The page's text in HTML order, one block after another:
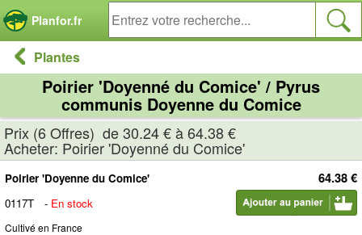
Planfor.fr
Plantes
Poirier 'Doyenné du Comice' / Pyrus
communis Doyenne du Comice
Prix (6 Offres) de 30.24 € à 64.38 €
Acheter: Poirier 'Doyenné du Comice'
64.38 €
Poirier 'Doyenne du Comice'
0117T
- En stock
Cultivé en France
Panneau de gestion des cookies